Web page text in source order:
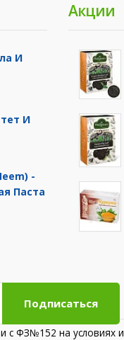
И
И
-
Паста
Акции
Подписаться
с ФЗ№152 на условиях